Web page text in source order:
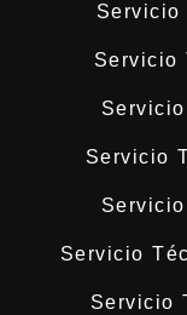
Servicio
Servicio
Servicio
Servicio
Servicio